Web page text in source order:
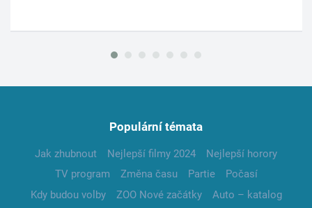
Populární témata
Jak zhubnout Nejlepší filmy 2024
Nejlepší horory
TV program
Změna času Partie
Počasí
Kdy budou volby
ZOO Nové začátky
Auto – katalog